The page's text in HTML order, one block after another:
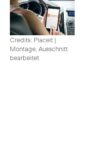
Credits: Placeit |
Montage, Ausschnitt
bearbeitet